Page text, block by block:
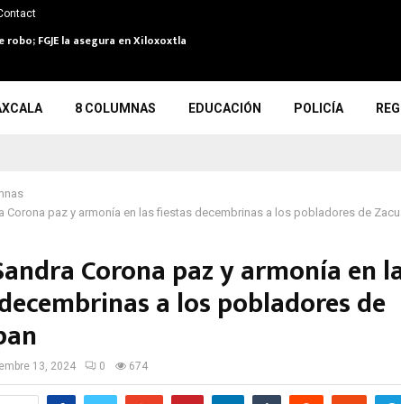
FGJE la asegura en Xiloxoxtla
8 COLUMNAS EDUCACIÓN POLICÍA
Corona paz y armonía en las fiestas decembrinas a los pobladores de
Corona paz y armonía en
a los pobladores de
13, 2024 0 674